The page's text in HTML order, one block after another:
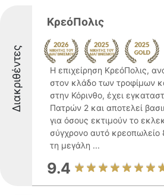
Διακριθέντες
ΚρεόΠολις
Η επιχείρηση ΚρεόΠολις,
στον κλάδο των τροφίμων
στην Κόρινθο, έχει
Πατρών 2 και αποτελεί
για όσους εκτιμούν το
σύγχρονο αυτό κρεοπωλείο
τη μεγάλη ...
9.4